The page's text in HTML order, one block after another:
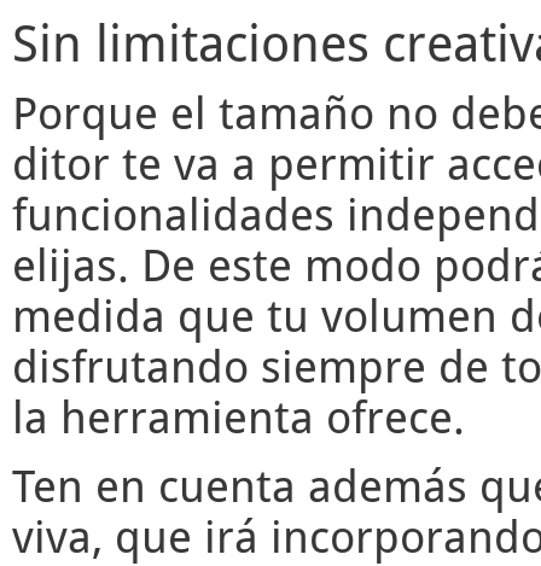
Sin limitaciones
Porque el tamaño no
ditor te va a permitir
funcionalidades
elijas. De este modo
medida que tu volumen
disfrutando siempre de
la herramienta ofrece.
Ten en cuenta además
viva, que irá